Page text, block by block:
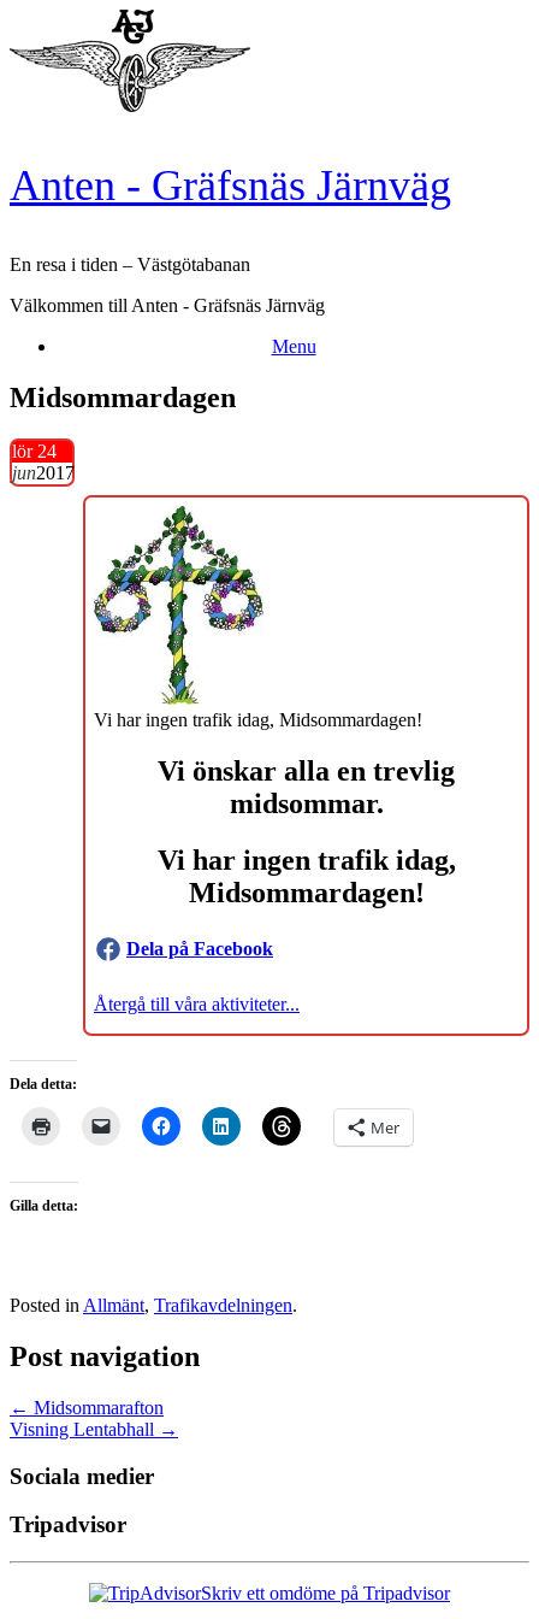
content
Anten - Gräfsnäs Järnväg
En resa i tiden – Västgötabanan
Välkommen till Anten - Gräfsnäs Järnväg
Menu
Midsommardagen
lör 24
jun2017
Vi har ingen trafik idag, Midsommardagen!
Vi önskar alla en trevlig
midsommar.
Vi har ingen trafik idag,
Midsommardagen!
Dela på Facebook
Återgå till våra aktiviteter...
Dela detta:
Mer
Gilla detta:
Posted in Allmänt, Trafikavdelningen.
Post navigation
← Midsommarafton
Visning Lentabhall →
Sociala medier
Tripadvisor
Skriv ett omdöme på Tripadvisor